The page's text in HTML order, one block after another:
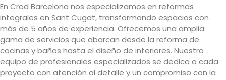
En Crod Barcelona nos especializamos en reformas
integrales en Sant Cugat, transformando espacios con
más de 5 años de experiencia. Ofrecemos una amplia
gama de servicios que abarcan desde la reforma de
cocinas y baños hasta el diseño de interiores. Nuestro
equipo de profesionales especializados se dedica a cada
proyecto con atención al detalle y un compromiso con la